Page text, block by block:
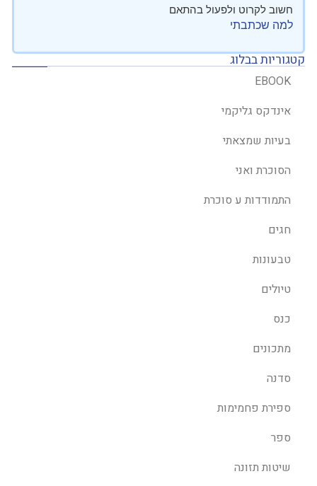
חשוב לקרוט ולפעול בהתאם
למה שכתבתי
קטגוריות בבלוג
EBOOK
אינדקס גליקמי
בעיות שמצאתי
הסוכרת ואני
התמודדות ע סוכרת
חגים
טבעונות
טיולים
כנס
מתכונים
סדנה
ספירת פחמימות
ספר
שיטות תזונה